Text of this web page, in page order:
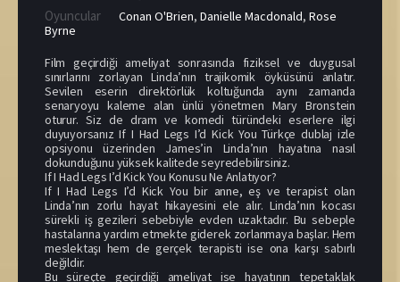
Oyuncular Conan O'Brien, Danielle Macdonald, Rose
Byrne
Film geçirdiği ameliyat sonrasında fiziksel ve duygusal
sınırlarını zorlayan Linda’nın trajikomik öyküsünü anlatır.
Sevilen eserin direktörlük koltuğunda aynı zamanda
senaryoyu kaleme alan ünlü yönetmen Mary Bronstein
oturur. Siz de dram ve komedi türündeki eserlere ilgi
duyuyorsanız If I Had Legs I’d Kick You Türkçe dublaj izle
opsiyonu üzerinden James’in Linda’nın hayatına nasıl
dokunduğunu yüksek kalitede seyredebilirsiniz.
If I Had Legs I’d Kick You Konusu Ne Anlatıyor?
If I Had Legs I’d Kick You bir anne, eş ve terapist olan
Linda’nın zorlu hayat hikayesini ele alır. Linda’nın kocası
sürekli iş gezileri sebebiyle evden uzaktadır. Bu sebeple
hastalarına yardım etmekte giderek zorlanmaya başlar. Hem
meslektaşı hem de gerçek terapisti ise ona karşı sabırlı
değildir.
Bu süreçte geçirdiği ameliyat ise hayatının tepetaklak